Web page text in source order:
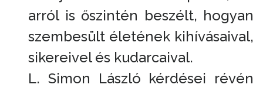
arról is őszintén beszélt, hogyan
szembesült életének kihívásaival,
sikereivel és kudarcaival.
L. Simon László kérdései révén